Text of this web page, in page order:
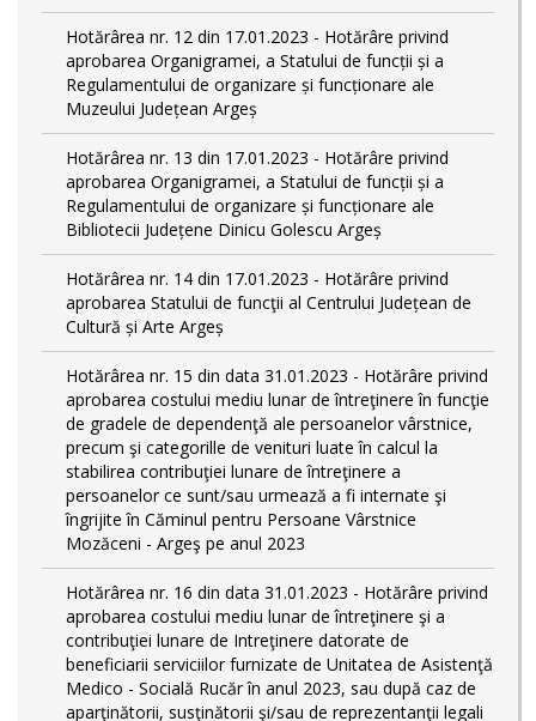
Hotărârea nr. 12 din 17.01.2023 - Hotărâre privind
aprobarea Organigramei, a Statului de funcții și a
Regulamentului de organizare și funcționare ale
Muzeului Județean Argeș
Hotărârea nr. 13 din 17.01.2023 - Hotărâre privind
aprobarea Organigramei, a Statului de funcții și a
Regulamentului de organizare și funcționare ale
Bibliotecii Județene Dinicu Golescu Argeș
Hotărârea nr. 14 din 17.01.2023 - Hotărâre privind
aprobarea Statului de funcţii al Centrului Județean de
Cultură și Arte Argeș
Hotărârea nr. 15 din data 31.01.2023 - Hotărâre privind
aprobarea costului mediu lunar de întreţinere în funcţie
de gradele de dependenţă ale persoanelor vârstnice,
precum şi categorille de venituri luate în calcul la
stabilirea contribuţiei lunare de întreţinere a
persoanelor ce sunt/sau urmează a fi internate şi
îngrijite în Căminul pentru Persoane Vârstnice
Mozăceni - Argeş pe anul 2023
Hotărârea nr. 16 din data 31.01.2023 - Hotărâre privind
aprobarea costului mediu lunar de întreţinere şi a
contribuţiei lunare de Intreţinere datorate de
beneficiarii serviciilor furnizate de Unitatea de Asistenţă
Medico - Socială Rucăr în anul 2023, sau după caz de
aparţinătorii, susţinătorii şi/sau de reprezentanţii legali